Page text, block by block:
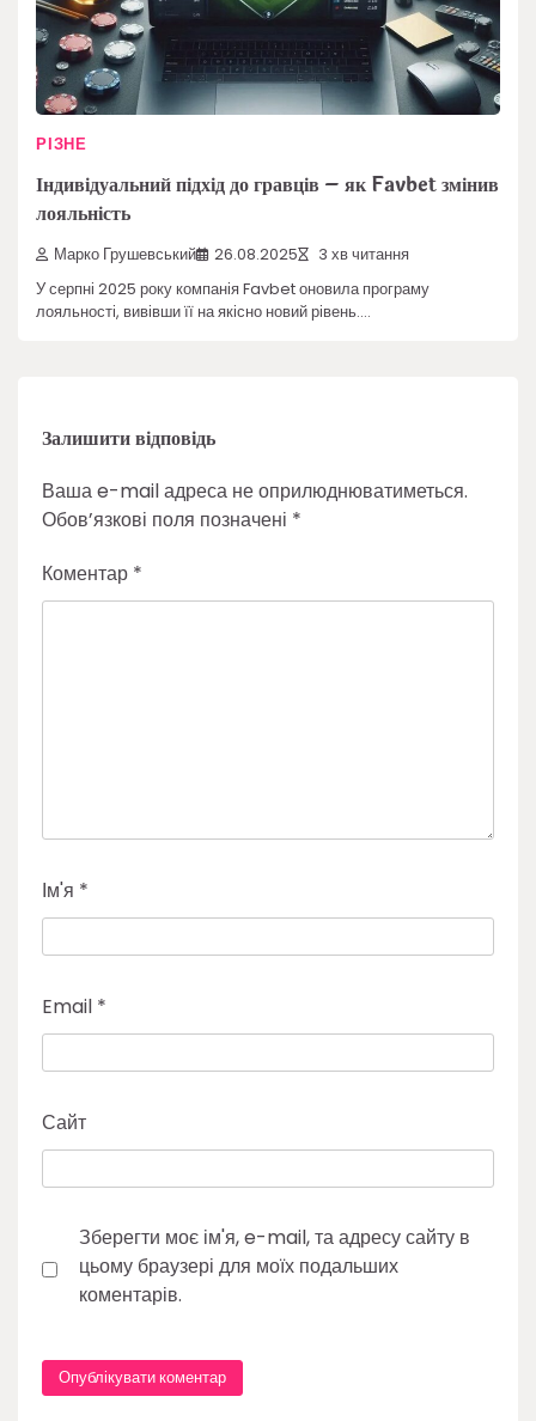
РІЗНЕ
Індивідуальний підхід до гравців – як Favbet змінив
лояльність
Марко Грушевський 26.08.2025 3 хв читання
У серпні 2025 року компанія Favbet оновила програму
лояльності, вивівши її на якісно новий рівень.…
Залишити відповідь
Ваша e-mail адреса не оприлюднюватиметься.
Обов’язкові поля позначені *
Коментар *
Ім'я *
Email *
Сайт
Зберегти моє ім'я, e-mail, та адресу сайту в
цьому браузері для моїх подальших
коментарів.